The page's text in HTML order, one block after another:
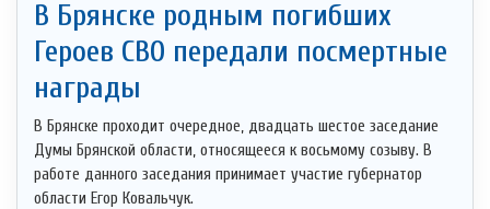
В Брянске родным погибших
Героев СВО передали посмертные
награды
В Брянске проходит очередное, двадцать шестое заседание
Думы Брянской области, относящееся к восьмому созыву. В
работе данного заседания принимает участие губернатор
области Егор Ковальчук.